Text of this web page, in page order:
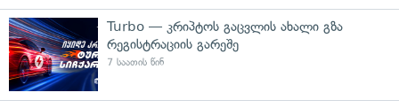
Turbo — კრიპტოს გაცვლის ახალი გზა
რეგისტრაციის გარეშე
7 საათის წინ